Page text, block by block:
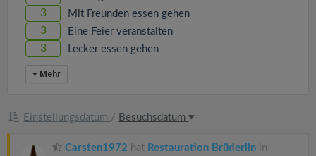
3 Mit Freunden essen gehen
3 Eine Feier veranstalten
3 Lecker essen gehen
Mehr
Einstellungsdatum / Besuchsdatum
Carsten1972 hat Restauration Brüderlin in